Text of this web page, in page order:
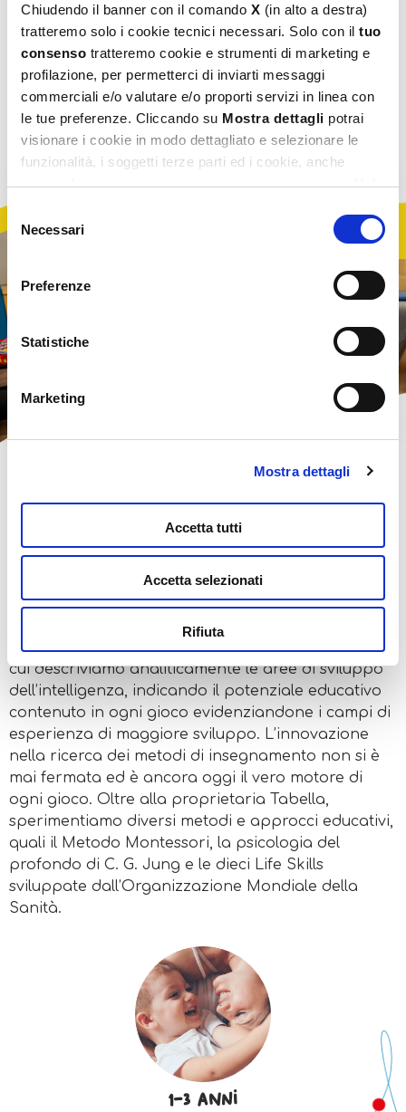
Chiudendo il banner con il comando X (in alto a destra)
tratteremo solo i cookie tecnici necessari. Solo con il tuo
consenso tratteremo cookie e strumenti di marketing e
profilazione, per permetterci di inviarti messaggi
commerciali e/o valutare e/o proporti servizi in linea con
le tue preferenze. Cliccando su Mostra dettagli potrai
visionare i cookie in modo dettagliato e selezionare le
funzionalità, i soggetti terze parti ed i cookie, anche
eventualmente raggruppati per categorie omogenee. Nel
Privacy e Cookie Policy,
dove potrai avere maggiori
informazioni e modificare le tue scelte. Potrai verificare e
modificare i tuoi consensi anche cliccando sul simbolo
della graffetta presente su ogni pagina
Selezione
delNecessari
Preferenze
Statistiche
Marketing
Mostra dettagli
Accetta tutti
Accetta selezionati
Rifiuta
Infine, le proposte del gruppo sono anche
garanzia di apprendimento: pongono le basi
per lo sviluppo delle competenze ma assicurano
anche lo sviluppo psicofisico e relazionale del
bambino in termini di benessere, socialità e
crescita armonica.
MAPPAREL'EDUCAZIONE
Sviluppare un gioco educativo è come
intraprendere un viaggio. E in ogni viaggio che si
rispetti c’è sempre una mappa da consultare. La
nostra mappa è la Tabella dei Valori Educativi, uno
strumento prezioso per genitori ed insegnanti, con
cui descriviamo analiticamente le aree di sviluppo
dell’intelligenza, indicando il potenziale educativo
contenuto in ogni gioco evidenziandone i campi di
esperienza di maggiore sviluppo. L’innovazione
nella ricerca dei metodi di insegnamento non si è
mai fermata ed è ancora oggi il vero motore di
ogni gioco. Oltre alla proprietaria Tabella,
sperimentiamo diversi metodi e approcci educativi,
quali il Metodo Montessori, la psicologia del
profondo di C. G. Jung e le dieci Life Skills
sviluppate dall’Organizzazione Mondiale della
Sanità.
1-3 anni